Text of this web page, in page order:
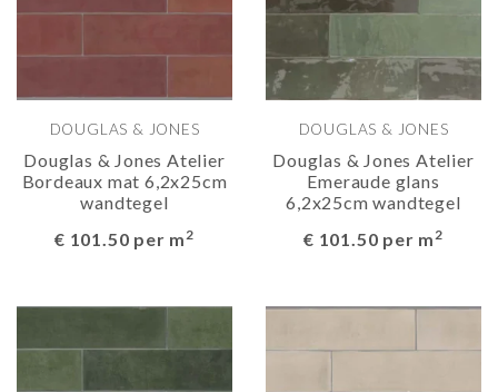
DOUGLAS & JONES
Douglas & Jones Atelier
Bordeaux mat 6,2x25cm
wandtegel
€ 101.50 per m2
DOUGLAS & JONES
Douglas & Jones Atelier
Emeraude glans
6,2x25cm wandtegel
€ 101.50 per m2